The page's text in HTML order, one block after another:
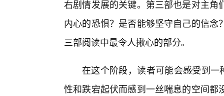
右剧情发展的关键。第三部也是对主
内心的恐惧？是否能够坚守自己的信
三部阅读中最令人揪心的部分。
在这个阶段，读者可能会感受到一
性和跌宕起伏而感到一丝喘息的空间